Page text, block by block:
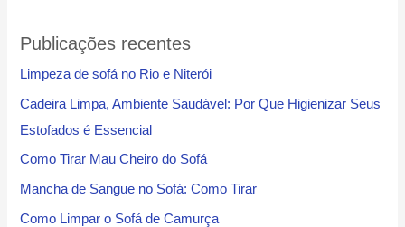
Publicações recentes
Limpeza de sofá no Rio e Niterói
Cadeira Limpa, Ambiente Saudável: Por Que Higienizar Seus
Estofados é Essencial
Como Tirar Mau Cheiro do Sofá
Mancha de Sangue no Sofá: Como Tirar
Como Limpar o Sofá de Camurça